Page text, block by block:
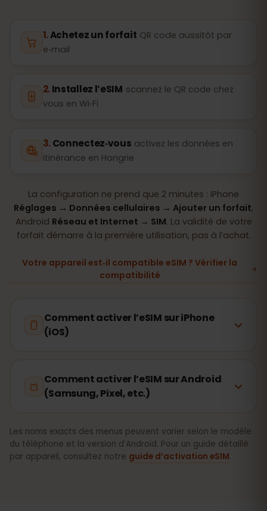
Achetez un forfait QR code aussitôt par
e‑mail
Installez l’eSIM scannez le QR code chez
vous en Wi‑Fi
Connectez‑vous activez les données en
itinérance en Hongrie
La configuration ne prend que 2 minutes : iPhone
Réglages → Données cellulaires → Ajouter un forfait,
Android Réseau et Internet → SIM. La validité de votre
forfait démarre à la première utilisation, pas à l’achat.
Votre appareil est‑il compatible eSIM ? Vérifier la
compatibilité
Comment activer l’eSIM sur iPhone
(iOS)
Comment activer l’eSIM sur Android
(Samsung, Pixel, etc.)
Les noms exacts des menus peuvent varier selon le modèle
du téléphone et la version d’Android. Pour un guide détaillé
par appareil, consultez notre guide d’activation eSIM.